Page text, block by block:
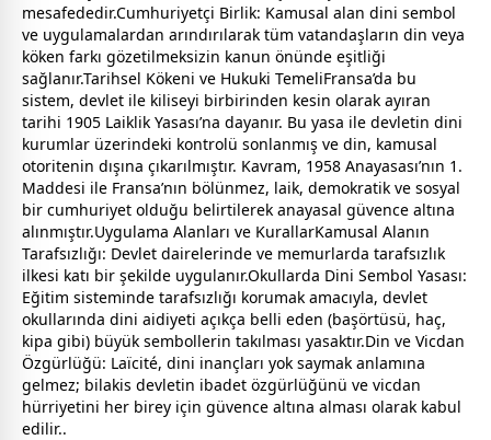
mesafededir.Cumhuriyetçi Birlik: Kamusal alan dini sembol
ve uygulamalardan arındırılarak tüm vatandaşların din veya
köken farkı gözetilmeksizin kanun önünde eşitliği
sağlanır.Tarihsel Kökeni ve Hukuki TemeliFransa’da bu
sistem, devlet ile kiliseyi birbirinden kesin olarak ayıran
tarihi 1905 Laiklik Yasası’na dayanır. Bu yasa ile devletin dini
kurumlar üzerindeki kontrolü sonlanmış ve din, kamusal
otoritenin dışına çıkarılmıştır. Kavram, 1958 Anayasası’nın 1.
Maddesi ile Fransa’nın bölünmez, laik, demokratik ve sosyal
bir cumhuriyet olduğu belirtilerek anayasal güvence altına
alınmıştır.Uygulama Alanları ve KurallarKamusal Alanın
Tarafsızlığı: Devlet dairelerinde ve memurlarda tarafsızlık
ilkesi katı bir şekilde uygulanır.Okullarda Dini Sembol Yasası:
Eğitim sisteminde tarafsızlığı korumak amacıyla, devlet
okullarında dini aidiyeti açıkça belli eden (başörtüsü, haç,
kipa gibi) büyük sembollerin takılması yasaktır.Din ve Vicdan
Özgürlüğü: Laïcité, dini inançları yok saymak anlamına
gelmez; bilakis devletin ibadet özgürlüğünü ve vicdan
hürriyetini her birey için güvence altına alması olarak kabul
edilir..